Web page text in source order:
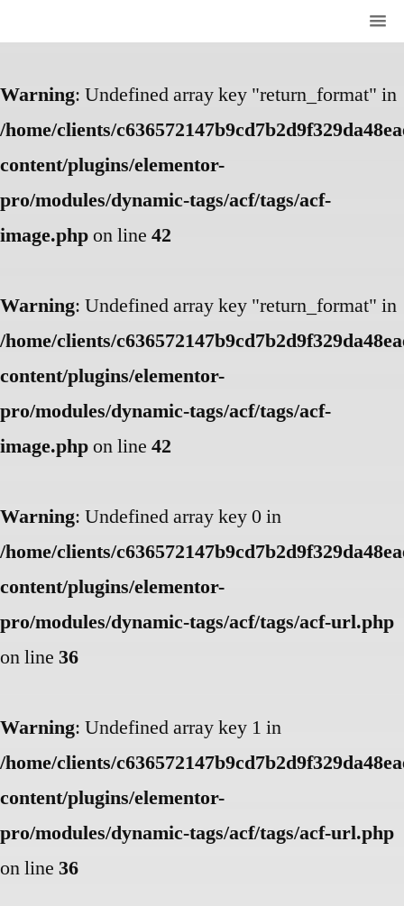
Warning: Undefined array key "return_format" in
/home/clients/
content/plugins/elementor-
pro/modules/dynamic-tags/acf/tags/acf-
image.phpon line 42
Warning: Undefined array key "return_format" in
/home/clients/
content/plugins/elementor-
pro/modules/dynamic-tags/acf/tags/acf-
image.phpon line 42
Warning: Undefined array key 0 in
/home/clients/
content/plugins/elementor-
pro/modules/dynamic-tags/acf/tags/acf-url.php
on line 36
Warning: Undefined array key 1 in
/home/clients/
content/plugins/elementor-
pro/modules/dynamic-tags/acf/tags/acf-url.php
on line 36